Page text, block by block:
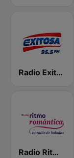
Radio Exitosa
Radio Ritmo Romántica